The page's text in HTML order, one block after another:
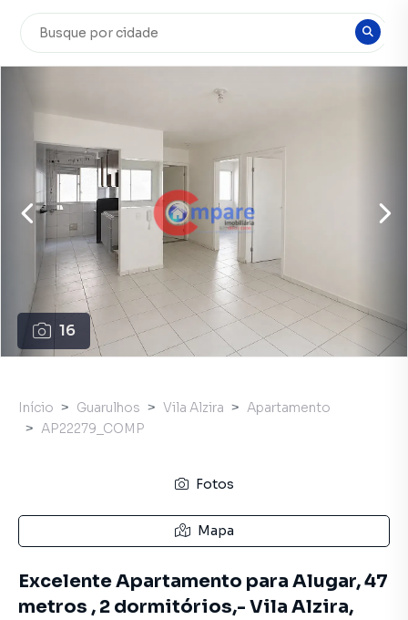
16
Início Guarulhos Vila Alzira
Apartamento
AP22279_COMP
Fotos
Mapa
Excelente Apartamento para Alugar, 47
metros , 2 dormitórios,- Vila Alzira,